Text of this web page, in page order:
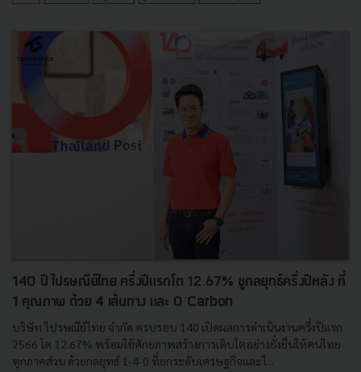
140 ปี ไปรษณีย์ไทย ครึ่งปีแรกโต 12.67% ชูกลยุทธ์ครึ่งปีหลัง ที่
1 คุณภาพ ด้วย 4 เส้นทาง และ 0 Carbon
บริษัท ไปรษณีย์ไทย จำกัด ครบรอบ 140 เปิดผลการดำเนินงานครึ่งปีแรก
2566 โต 12.67% พร้อมใช้ศักยภาพสร้างการเติบโตอย่างยั่งยืนให้คนไทย
ทุกภาคส่วน ด้วยกลยุทธ์ 1-4-0 ที่ยกระดับเศรษฐกิจและไ...